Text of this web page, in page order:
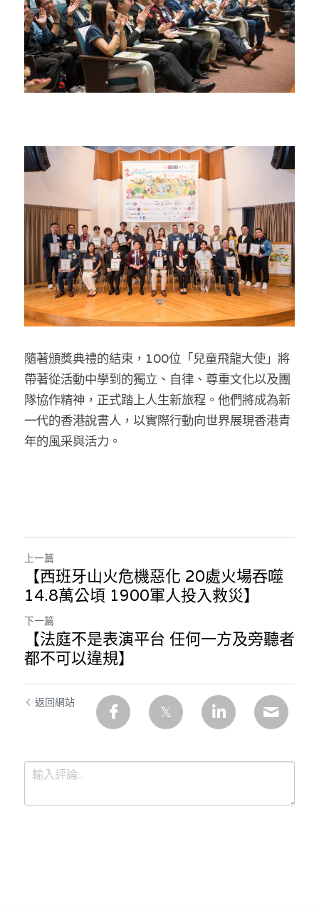
隨著頒獎典禮的結束，100位「兒童飛龍大使」將
帶著從活動中學到的獨立、自律、尊重文化以及團
隊協作精神，正式踏上人生新旅程。他們將成為新
一代的香港說書人，以實際行動向世界展現香港青
年的風采與活力。
上一篇
【西班牙山火危機惡化 20處火場吞噬
14.8萬公頃 1900軍人投入救災】
下一篇
【法庭不是表演平台 任何一方及旁聽者
都不可以違規】
返回網站